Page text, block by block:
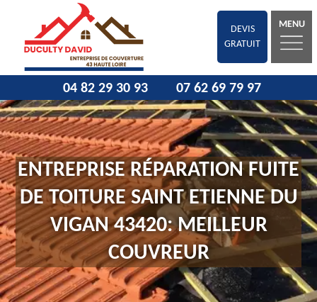
DEVIS
GRATUIT
MENU
04 82 29 30 93 07 62 69 79 97
ENTREPRISE RÉPARATION FUITE
DE TOITURE SAINT ETIENNE DU
VIGAN 43420: MEILLEUR
COUVREUR